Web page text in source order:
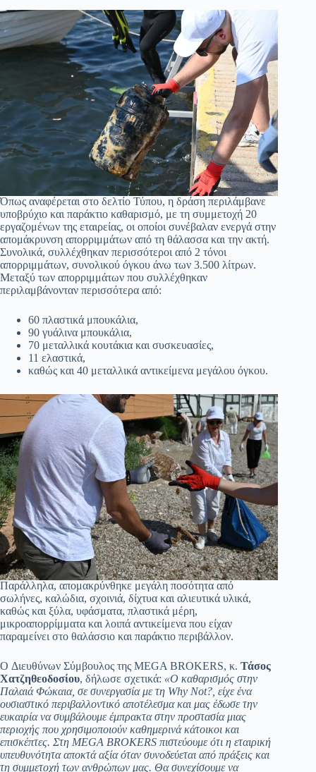
Όπως αναφέρεται στο δελτίο Τύπου, η δράση περιλάμβανε
υποβρύχιο και παράκτιο καθαρισμό, με τη συμμετοχή 20
εργαζομένων της εταιρείας, οι οποίοι συνέβαλαν ενεργά στην
απομάκρυνση απορριμμάτων από τη θάλασσα και την ακτή.
Συνολικά, συλλέχθηκαν περισσότεροι από 2 τόνοι
απορριμμάτων, συνολικού όγκου άνω των 3.500 λίτρων.
Μεταξύ των απορριμμάτων που συλλέχθηκαν
περιλαμβάνονταν περισσότερα από:
60 πλαστικά μπουκάλια,
90 γυάλινα μπουκάλια,
70 μεταλλικά κουτάκια και συσκευασίες,
11 ελαστικά,
καθώς και 40 μεταλλικά αντικείμενα μεγάλου όγκου.
Παράλληλα, απομακρύνθηκε μεγάλη ποσότητα από
σωλήνες, καλώδια, σχοινιά, δίχτυα και αλιευτικά υλικά,
καθώς και ξύλα, υφάσματα, πλαστικά μέρη,
μικροαπορρίμματα και λοιπά αντικείμενα που είχαν
παραμείνει στο θαλάσσιο και παράκτιο περιβάλλον.
O Διευθύνων Σύμβουλος της MEGA BROKERS, κ. Τάσος
Χατζηθεοδοσίου, δήλωσε σχετικά: «Ο καθαρισμός στην
Παλαιά Φώκαια, σε συνεργασία με τη Why Not?, είχε ένα
ουσιαστικό περιβαλλοντικό αποτέλεσμα και μας έδωσε την
ευκαιρία να συμβάλουμε έμπρακτα στην προστασία μιας
περιοχής που χρησιμοποιούν καθημερινά κάτοικοι και
επισκέπτες. Στη MEGA BROKERS πιστεύουμε ότι η εταιρική
υπευθυνότητα αποκτά αξία όταν συνοδεύεται από πράξεις και
τη συμμετοχή των ανθρώπων μας. Θα συνεχίσουμε να